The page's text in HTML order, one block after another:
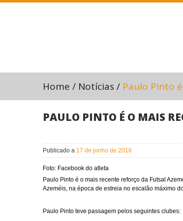
Home / Notícias / Paulo Pinto
PAULO PINTO É O MAIS
Publicado a 17 de junho de 2016
Foto: Facebook do atleta
Paulo Pinto é o mais recente reforço da Futsal
Azeméis, na época de estreia no escalão máximo
Paulo Pinto teve passagem pelos seguintes clubes: